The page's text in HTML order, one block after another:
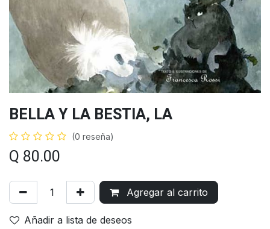
BELLA Y LA BESTIA, LA
(0 reseña)
Q 80.00
Agregar al carrito
Añadir a lista de deseos